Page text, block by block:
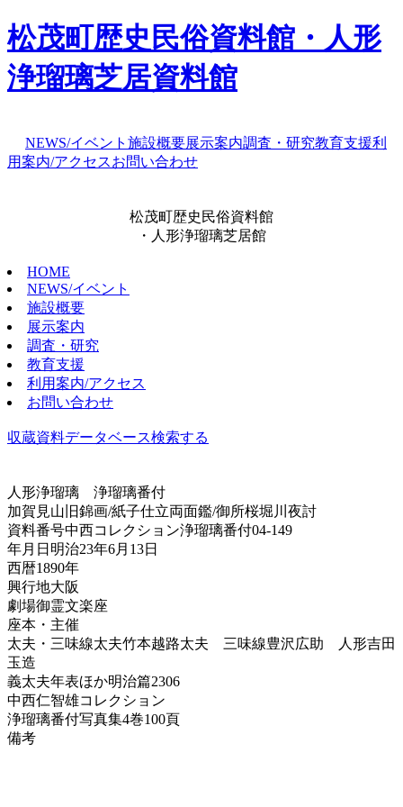
松茂町歴史民俗資料館・人形
浄瑠璃芝居資料館
NEWS/イベント 施設概要展示案内調査・研究教育支援利
用案内/アクセスお問い合わせ
松茂町歴史民俗資料館
・人形浄瑠璃芝居館
HOME
NEWS/イベント
施設概要
展示案内
調査・研究
教育支援
利用案内/アクセス
お問い合わせ
収蔵資料データベース検索する
人形浄瑠璃 浄瑠璃番付
加賀見山旧錦画/紙子仕立両面鑑/御所桜堀川夜討
資料番号中西コレクション浄瑠璃番付04-149
年月日 明治23年6月13日
西暦1890年
興行地大阪
劇場御霊文楽座
座本・主催
太夫・三味線太夫竹本越路太夫 三味線豊沢広助 人形吉田
玉造
義太夫年表ほか明治篇2306
中西仁智雄コレクション
浄瑠璃番付写真集4巻100頁
備考